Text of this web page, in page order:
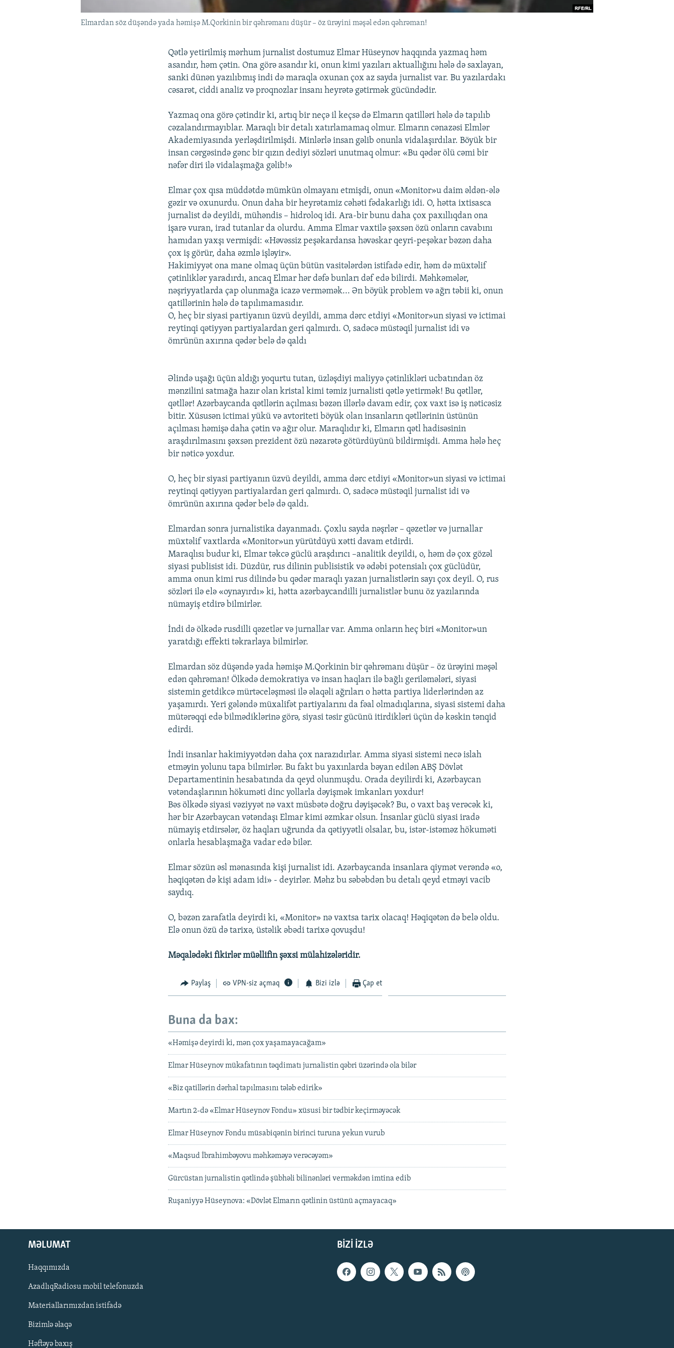
Elmardan söz düşəndə yada həmişə M.Qorkinin bir qəhrəmanı düşür – öz ürəyini məşəl edən qəhrəman!
Qətlə yetirilmiş mərhum jurnalist dostumuz Elmar Hüseynov haqqında yazmaq həm
asandır, həm çətin. Ona görə asandır ki, onun kimi yazıları aktuallığını hələ də saxlayan,
sanki dünən yazılıbmış indi də maraqla oxunan çox az sayda jurnalist var. Bu yazılardakı
cəsarət, ciddi analiz və proqnozlar insanı heyrətə gətirmək gücündədir.
Yazmaq ona görə çətindir ki, artıq bir neçə il keçsə də Elmarın qatilləri hələ də tapılıb
cəzalandırmayıblar. Maraqlı bir detalı xatırlamamaq olmur. Elmarın cənazəsi Elmlər
Akademiyasında yerləşdirilmişdi. Minlərlə insan gəlib onunla vidalaşırdılar. Böyük bir
insan cərgəsində gənc bir qızın dediyi sözləri unutmaq olmur: «Bu qədər ölü cəmi bir
nəfər diri ilə vidalaşmağa gəlib!»
Elmar çox qısa müddətdə mümkün olmayanı etmişdi, onun «Monitor»u daim əldən-ələ
gəzir və oxunurdu. Onun daha bir heyrətamiz cəhəti fədakarlığı idi. O, hətta ixtisasca
jurnalist də deyildi, mühəndis – hidroloq idi. Ara-bir bunu daha çox paxıllıqdan ona
işarə vuran, irad tutanlar da olurdu. Amma Elmar vaxtilə şəxsən özü onların cavabını
hamıdan yaxşı vermişdi: «Həvəssiz peşəkardansa həvəskar qeyri-peşəkar bəzən daha
çox iş görür, daha əzmlə işləyir».
Hakimiyyət ona mane olmaq üçün bütün vasitələrdən istifadə edir, həm də müxtəlif
çətinliklər yaradırdı, ancaq Elmar hər dəfə bunları dəf edə bilirdi. Məhkəmələr,
nəşriyyatlarda çap olunmağa icazə verməmək... Ən böyük problem və ağrı təbii ki, onun
qatillərinin hələ də tapılımamasıdır.
O, heç bir siyasi partiyanın üzvü deyildi, amma dərc etdiyi «Monitor»un siyasi və ictimai
reytinqi qətiyyən partiyalardan geri qalmırdı. O, sadəcə müstəqil jurnalist idi və
ömrünün axırına qədər belə də qaldı
Əlində uşağı üçün aldığı yoqurtu tutan, üzləşdiyi maliyyə çətinlikləri ucbatından öz
mənzilini satmağa hazır olan kristal kimi təmiz jurnalisti qətlə yetirmək! Bu qətllər,
qətllər! Azərbaycanda qətllərin açılması bəzən illərlə davam edir, çox vaxt isə iş nəticəsiz
bitir. Xüsusən ictimai yükü və avtoriteti böyük olan insanların qətllərinin üstünün
açılması həmişə daha çətin və ağır olur. Maraqlıdır ki, Elmarın qətl hadisəsinin
araşdırılmasını şəxsən prezident özü nəzarətə götürdüyünü bildirmişdi. Amma hələ heç
bir nəticə yoxdur.
O, heç bir siyasi partiyanın üzvü deyildi, amma dərc etdiyi «Monitor»un siyasi və ictimai
reytinqi qətiyyən partiyalardan geri qalmırdı. O, sadəcə müstəqil jurnalist idi və
ömrünün axırına qədər belə də qaldı.
Elmardan sonra jurnalistika dayanmadı. Çoxlu sayda nəşrlər – qəzetlər və jurnallar
müxtəlif vaxtlarda «Monitor»un yürütdüyü xətti davam etdirdi.
Maraqlısı budur ki, Elmar təkcə güclü araşdırıcı –analitik deyildi, o, həm də çox gözəl
siyasi publisist idi. Düzdür, rus dilinin publisistik və ədəbi potensialı çox güclüdür,
amma onun kimi rus dilində bu qədər maraqlı yazan jurnalistlərin sayı çox deyil. O, rus
sözləri ilə elə «oynayırdı» ki, hətta azərbaycandilli jurnalistlər bunu öz yazılarında
nümayiş etdirə bilmirlər.
İndi də ölkədə rusdilli qəzetlər və jurnallar var. Amma onların heç biri «Monitor»un
yaratdığı effekti təkrarlaya bilmirlər.
Elmardan söz düşəndə yada həmişə M.Qorkinin bir qəhrəmanı düşür – öz ürəyini məşəl
edən qəhrəman! Ölkədə demokratiya və insan haqları ilə bağlı geriləmələri, siyasi
sistemin getdikcə mürtəceləşməsi ilə əlaqəli ağrıları o hətta partiya liderlərindən az
yaşamırdı. Yeri gələndə müxalifət partiyalarını da fəal olmadıqlarına, siyasi sistemi daha
mütərəqqi edə bilmədiklərinə görə, siyasi təsir gücünü itirdikləri üçün də kəskin tənqid
edirdi.
İndi insanlar hakimiyyətdən daha çox narazıdırlar. Amma siyasi sistemi necə islah
etməyin yolunu tapa bilmirlər. Bu fakt bu yaxınlarda bəyan edilən ABŞ Dövlət
Departamentinin hesabatında da qeyd olunmuşdu. Orada deyilirdi ki, Azərbaycan
vətəndaşlarının hökuməti dinc yollarla dəyişmək imkanları yoxdur!
Bəs ölkədə siyasi vəziyyət nə vaxt müsbətə doğru dəyişəcək? Bu, o vaxt baş verəcək ki,
hər bir Azərbaycan vətəndaşı Elmar kimi əzmkar olsun. İnsanlar güclü siyasi iradə
nümayiş etdirsələr, öz haqları uğrunda da qətiyyətli olsalar, bu, istər-istəməz hökuməti
onlarla hesablaşmağa vadar edə bilər.
Elmar sözün əsl mənasında kişi jurnalist idi. Azərbaycanda insanlara qiymət verəndə «o,
həqiqətən də kişi adam idi» - deyirlər. Məhz bu səbəbdən bu detalı qeyd etməyi vacib
saydıq.
O, bəzən zarafatla deyirdi ki, «Monitor» nə vaxtsa tarix olacaq! Həqiqətən də belə oldu.
Elə onun özü də tarixə, üstəlik əbədi tarixə qovuşdu!
Məqalədəki fikirlər müəllifin şəxsi mülahizələridir.
Paylaş VPN-siz açmaq Bizi izlə Çap et
Buna da bax:
«Həmişə deyirdi ki, mən çox yaşamayacağam»
Elmar Hüseynov mükafatının təqdimatı jurnalistin qəbri üzərində ola bilər
«Biz qatillərin dərhal tapılmasını tələb edirik»
Martın 2-də «Elmar Hüseynov Fondu» xüsusi bir tədbir keçirməyəcək
Elmar Hüseynov Fondu müsabiqənin birinci turuna yekun vurub
«Maqsud İbrahimbəyovu məhkəməyə verəcəyəm»
Gürcüstan jurnalistin qətlində şübhəli bilinənləri verməkdən imtina edib
Ruşaniyyə Hüseynova: «Dövlət Elmarın qətlinin üstünü açmayacaq»
BIZI IZLƏ
MƏLUMAT
Haqqımızda
AzadlıqRadiosu mobil telefonuzda
Materiallarımızdan istifadə
Bizimlə əlaqə
Həftəyə baxış